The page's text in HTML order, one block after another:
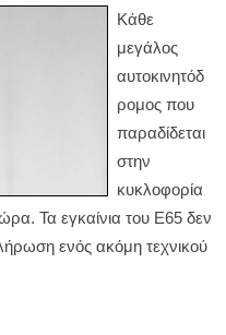
Κάθε
μεγάλος
αυτοκινητόδ
ρομος που
παραδίδεται
στην
κυκλοφορία
Τα εγκαίνια του Ε65 δεν
ενός ακόμη τεχνικού